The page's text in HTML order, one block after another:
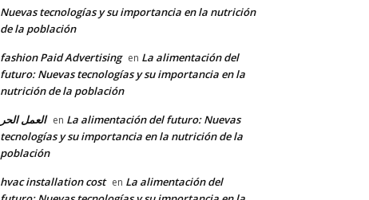
Nuevas tecnologías y su importancia en la nutrición
de la población
fashion Paid Advertising en La alimentación del
futuro: Nuevas tecnologías y su importancia en la
nutrición de la población
العمل الحر en La alimentación del futuro: Nuevas
tecnologías y su importancia en la nutrición de la
población
hvac installation cost en La alimentación del